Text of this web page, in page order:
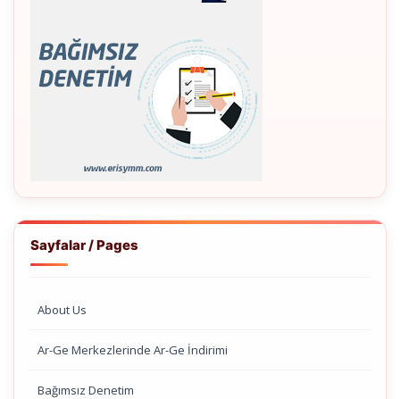
Sayfalar / Pages
About Us
Ar-Ge Merkezlerinde Ar-Ge İndirimi
Bağımsız Denetim